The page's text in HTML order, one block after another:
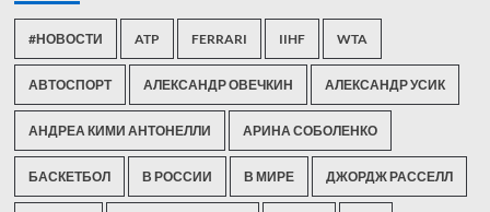
#НОВОСТИ ATP FERRARI IIHF WTA
АВТОСПОРТ АЛЕКСАНДР ОВЕЧКИН АЛЕКСАНДР УСИК
АНДРЕА КИМИ АНТОНЕЛЛИ АРИНА СОБОЛЕНКО
БАСКЕТБОЛ В РОССИИ В МИРЕ ДЖОРДЖ РАССЕЛЛ